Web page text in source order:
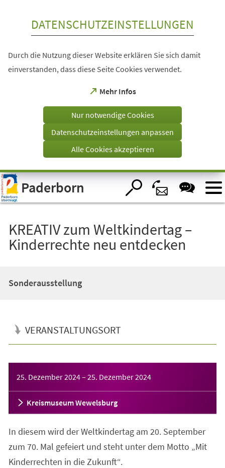
Visuelle
Assistenzsoftware
öffnen.
DATENSCHUTZEINSTELLUNGEN
Durch die Nutzung dieser Website erklären Sie sich damit
einverstanden, dass diese Seite Cookies verwendet.
Mehr Infos
(Öffnet
einem
Tab)
Nur notwendige Cookies
Datenschutzeinstellungen anpassen
Alle Cookies akzeptieren
Paderborn
KREATIV zum Weltkindertag –
Kinderrechte neu entdecken
Sonderausstellung
VERANSTALTUNGSORT
25. Dezember 2024– 25. Dezember 2024
Kreismuseum Wewelsburg
In diesem wird der Weltkindertag am 20. September
zum 70. Mal gefeiert und steht unter dem Motto „Mit
Kinderrechten in die Zukunft“.